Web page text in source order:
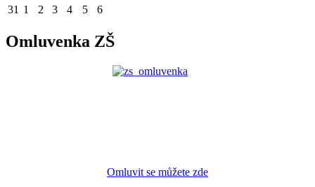
31 1 2 3 4 5 6
Omluvenka ZŠ
Omluvit se můžete zde